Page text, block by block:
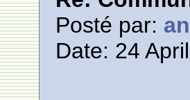
Posté par:
Date: 24